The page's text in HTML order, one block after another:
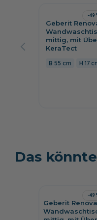
-
Geberit
mittig, mit
KeraTect
55 cm 17
Das
-
Geberit